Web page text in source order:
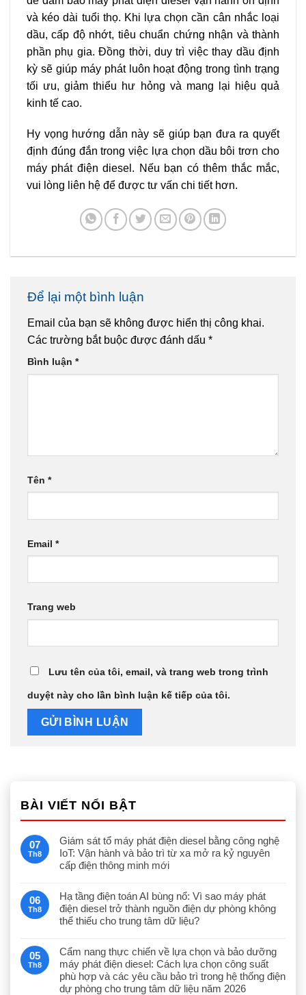
và kéo dài tuổi thọ. Khi lựa chọn cần cân nhắc loại
dầu, cấp độ nhớt, tiêu chuẩn chứng nhận và thành
phần phụ gia. Đồng thời, duy trì việc thay dầu định
kỳ sẽ giúp máy phát luôn hoạt động trong tình trạng
tối ưu, giảm thiểu hư hỏng và mang lại hiệu quả
kinh tế cao.
Hy vọng hướng dẫn này sẽ giúp bạn đưa ra quyết
định đúng đắn trong việc lựa chọn dầu bôi trơn cho
máy phát điện diesel. Nếu bạn có thêm thắc mắc,
vui lòng liên hệ để được tư vấn chi tiết hơn.
Để lại một bình luận
Email của bạn sẽ không được hiển thị công khai.
Các trường bắt buộc được đánh dấu *
Bình luận *
Tên *
Email *
Trang web
Lưu tên của tôi, email, và trang web trong trình
duyệt này cho lần bình luận kế tiếp của tôi.
BÀI VIẾT NỔI BẬT
07
Th8
Giám sát tổ máy phát điện diesel bằng công nghệ
IoT: Vận hành và bảo trì từ xa mở ra kỷ nguyên
cấp điện thông minh mới
06
Th8
Hạ tầng điện toán AI bùng nổ: Vì sao máy phát
điện diesel trở thành nguồn điện dự phòng không
thể thiếu cho trung tâm dữ liệu?
05
Th8
Cẩm nang thực chiến về lựa chọn và bảo dưỡng
máy phát điện diesel: Cách lựa chọn công suất
phù hợp và các yêu cầu bảo trì trong hệ thống điện
dự phòng cho trung tâm dữ liệu năm 2026